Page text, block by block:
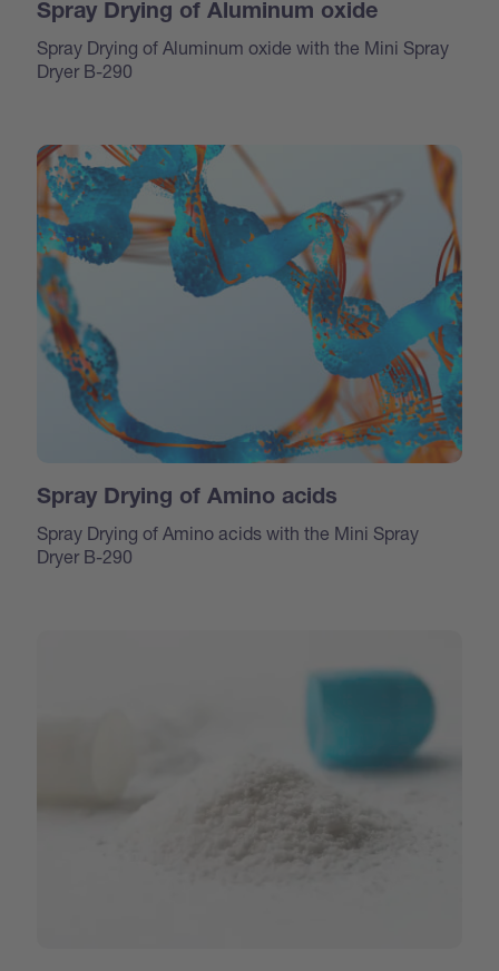
Spray Drying of Aluminum oxide
Spray Drying of Aluminum oxide with the Mini Spray
Dryer B-290
Spray Drying of Amino acids
Spray Drying of Amino acids with the Mini Spray
Dryer B-290